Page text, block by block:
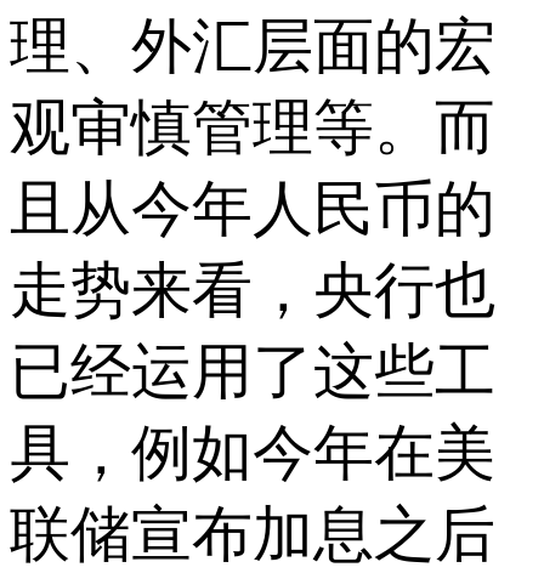
理、外汇层面的宏
观审慎管理等。而
且从今年人民币的
走势来看，央行也
已经运用了这些工
具，例如今年在美
联储宣布加息之后